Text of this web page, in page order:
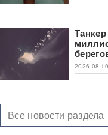
2026-08-
Все новости раздела